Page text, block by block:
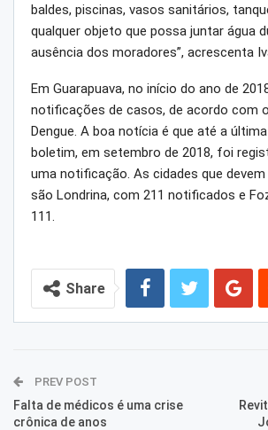
baldes, piscinas, vasos sanitários,
qualquer objeto que possa juntar água
ausência dos moradores”, acrescenta
Em Guarapuava, no início do ano de
notificações de casos, de acordo com
Dengue. A boa notícia é que até a
boletim, em setembro de 2018, foi
uma notificação. As cidades que
são Londrina, com 211 notificados e
111.
Share
PREV POST
Falta de médicos é uma crise
crônica de anos